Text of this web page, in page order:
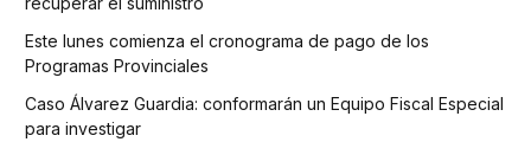
Este lunes comienza el cronograma de pago de los
Programas Provinciales
Caso Álvarez Guardia: conformarán un Equipo Fiscal Especial
para investigar